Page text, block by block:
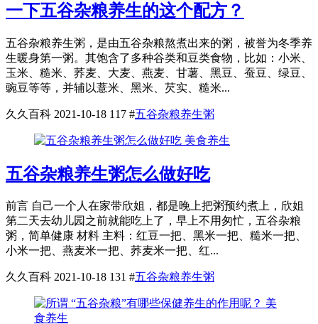
一下五谷杂粮养生的这个配方？
五谷杂粮养生粥，是由五谷杂粮熬煮出来的粥，被誉为冬季养
生暖身第一粥。其饱含了多种谷类和豆类食物，比如：小米、
玉米、糙米、荞麦、大麦、燕麦、甘薯、黑豆、蚕豆、绿豆、
豌豆等等，并辅以薏米、黑米、芡实、糙米...
久久百科 2021-10-18 117 #五谷杂粮养生粥
美食养生
五谷杂粮养生粥怎么做好吃
前言 自己一个人在家带欣姐，都是晚上把粥预约煮上，欣姐
第二天去幼儿园之前就能吃上了，早上不用匆忙，五谷杂粮
粥，简单健康 材料 主料：红豆一把、黑米一把、糙米一把、
小米一把、燕麦米一把、荞麦米一把、红...
久久百科 2021-10-18 131 #五谷杂粮养生粥
美
食养生